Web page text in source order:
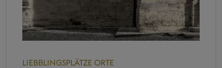
LIEBBLINGSPLÄTZE ORTE